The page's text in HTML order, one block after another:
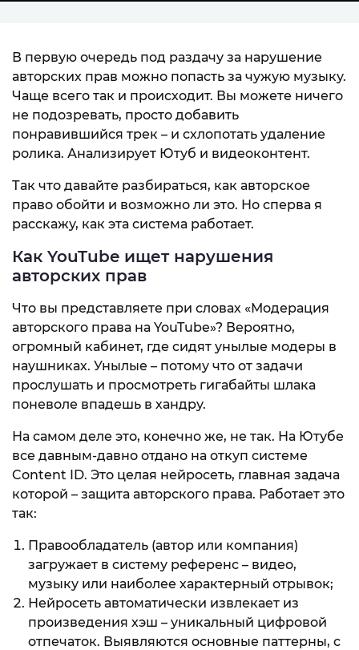
В первую очередь под раздачу за нарушение
авторских прав можно попасть за чужую музыку.
Чаще всего так и происходит. Вы можете ничего
не подозревать, просто добавить
понравившийся трек – и схлопотать удаление
ролика. Анализирует Ютуб и видеоконтент.
Так что давайте разбираться, как авторское
право обойти и возможно ли это. Но сперва я
расскажу, как эта система работает.
Как YouTube ищет нарушения
авторских прав
Что вы представляете при словах «Модерация
авторского права на YouTube»? Вероятно,
огромный кабинет, где сидят унылые модеры в
наушниках. Унылые – потому что от задачи
прослушать и просмотреть гигабайты шлака
поневоле впадешь в хандру.
На самом деле это, конечно же, не так. На Ютубе
все давным-давно отдано на откуп системе
Content ID. Это целая нейросеть, главная задача
которой – защита авторского права. Работает это
так:
Правообладатель (автор или компания)
загружает в систему референс – видео,
музыку или наиболее характерный отрывок;
Нейросеть автоматически извлекает из
произведения хэш – уникальный цифровой
отпечаток. Выявляются основные паттерны, с